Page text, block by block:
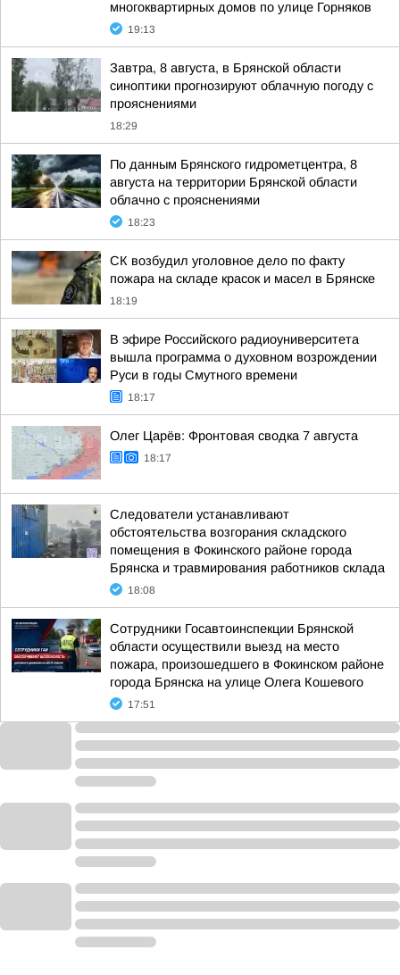
многоквартирных домов по улице Горняков
19:13
Завтра, 8 августа, в Брянской области
синоптики прогнозируют облачную погоду с
прояснениями
18:29
По данным Брянского гидрометцентра, 8
августа на территории Брянской области
облачно с прояснениями
18:23
СК возбудил уголовное дело по факту
пожара на складе красок и масел в Брянске
18:19
В эфире Российского радиоуниверситета
вышла программа о духовном возрождении
Руси в годы Смутного времени
18:17
Олег Царёв: Фронтовая сводка 7 августа
18:17
Следователи устанавливают
обстоятельства возгорания складского
помещения в Фокинского районе города
Брянска и травмирования работников склада
18:08
Сотрудники Госавтоинспекции Брянской
области осуществили выезд на место
пожара, произошедшего в Фокинском районе
города Брянска на улице Олега Кошевого
17:51